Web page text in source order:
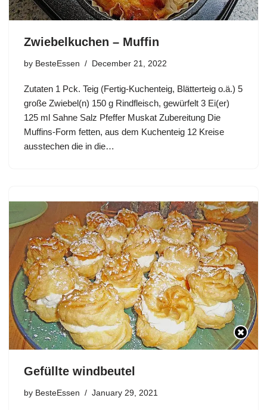
Zwiebelkuchen – Muffin
by BesteEssen December 21, 2022
Zutaten 1 Pck. Teig (Fertig-Kuchenteig, Blätterteig o.ä.) 5
große Zwiebel(n) 150 g Rindfleisch, gewürfelt 3 Ei(er)
125 ml Sahne Salz Pfeffer Muskat Zubereitung Die
Muffins-Form fetten, aus dem Kuchenteig 12 Kreise
ausstechen die in die…
Gefüllte windbeutel
by BesteEssen January 29, 2021